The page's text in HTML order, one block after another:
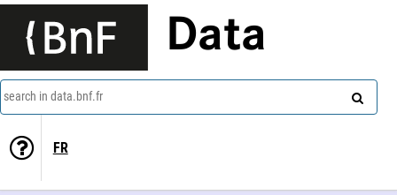
Data
search in data.bnf.fr
FR